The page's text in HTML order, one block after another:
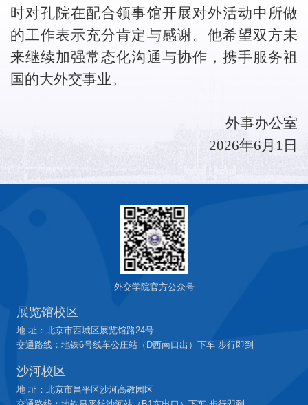
时对孔院在配合领事馆开展对外活动中所做
的工作表示充分肯定与感谢。他希望双方未
来继续加强常态化沟通与协作，携手服务祖
国的大外交事业。
外事办公室
2026年6月1日
外交学院官方公众号
展览馆校区
地 址：北京市西城区展览馆路24号
交通路线：地铁6号线车公庄站（D西南口出）下车 步行即到
沙河校区
地 址：北京市昌平区沙河高教园区